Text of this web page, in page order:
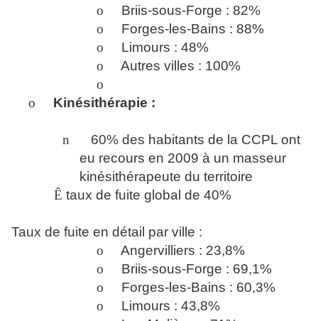
o
Briis-sous-Forge : 82%
o
Forges-les-Bains : 88%
o
Limours : 48%
o
Autres villes : 100%
o
o
Kinésithérapie :
n
60% des habitants de la CCPL ont
eu recours en 2009 à un masseur
kinésithérapeute du territoire
Ê taux de fuite global de 40%
Taux de fuite en détail par ville :
o
Angervilliers : 23,8%
o
Briis-sous-Forge : 69,1%
o
Forges-les-Bains : 60,3%
o
Limours : 43,8%